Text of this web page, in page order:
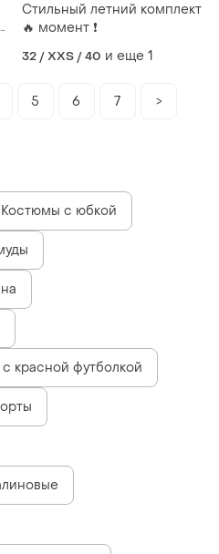
Стильный летний комплект
🔥 момент ❗️
32 / XXS / 40 и еще 1
5 6 7 >
Костюмы с юбкой
красной футболкой